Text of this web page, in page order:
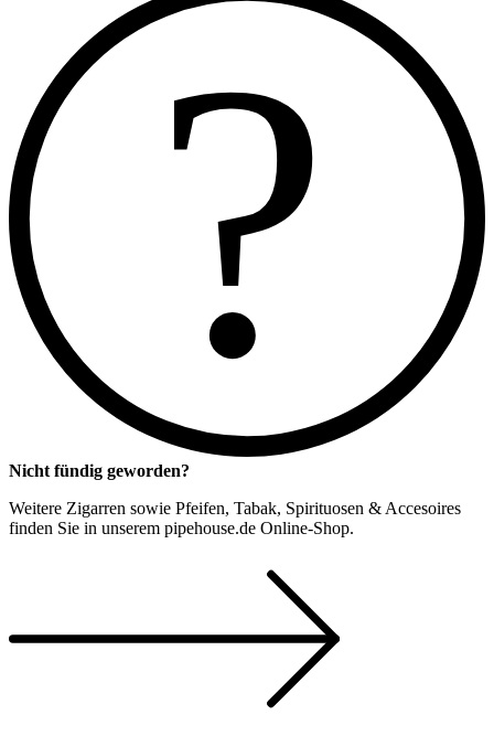
?
Nicht fündig geworden?
Weitere Zigarren sowie Pfeifen, Tabak, Spirituosen & Accesoires
finden Sie in unserem pipehouse.de Online-Shop.